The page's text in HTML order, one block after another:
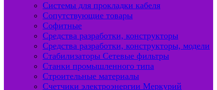
Системы для прокладки кабеля
Сопутствующие товары
Софитные
Средства разработки, конструкторы
Средства разработки, конструкторы, модели
Стабилизаторы Сетевые фильтры
Станки промышленного типа
Строительные материалы
Счетчики электроэнергии Меркурий